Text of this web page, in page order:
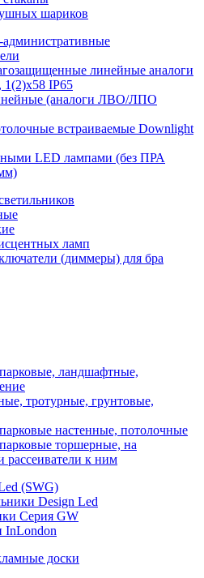
шариков
линейные аналоги
IP65
(аналоги ЛВО/ЛПО
встраиваемые Downlight
LED лампами (без ПРА
ламп
(диммеры) для бра
ландшафтные,
тротурные, грунтовые,
настенные, потолочные
торшерные, на
рассеиватели к ним
(SWG)
Design Led
Серия GW
InLondon
доски